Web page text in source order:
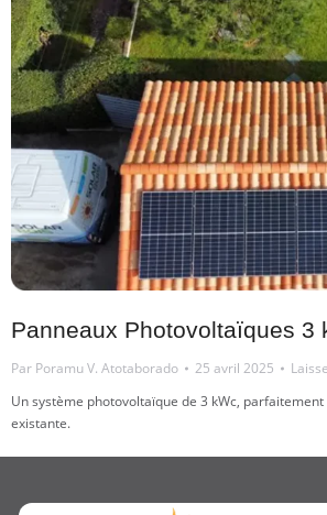
Panneaux Photovoltaïques 3
Par Poramu V. Atotaborado 25 avril 2025
Un système photovoltaïque de 3 kWc,
existante.